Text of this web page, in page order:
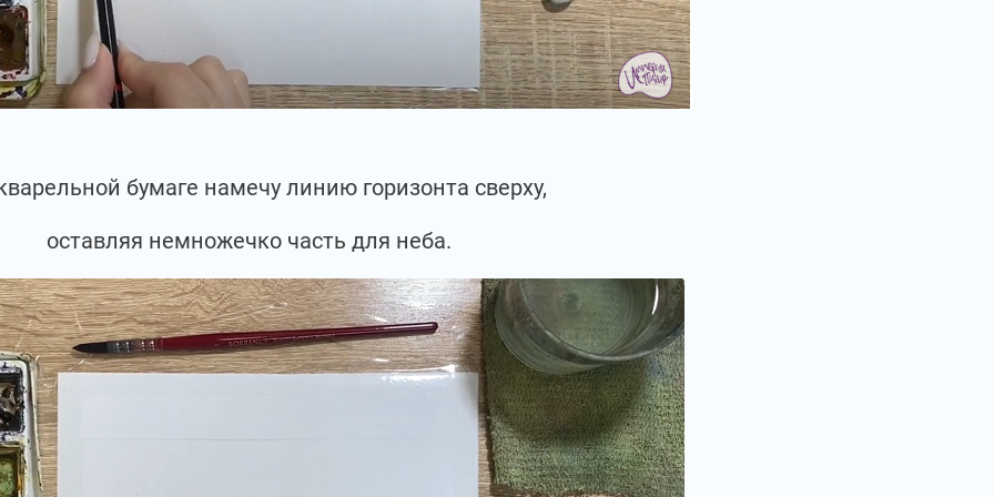
бумаге намечу линию горизонта сверху,
оставляя немножечко часть для неба.